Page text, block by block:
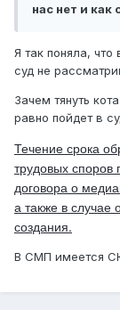
нас нет и как
Я так поняла, что
суд не
Зачем тянуть
равно пойдет в
Течение срока
трудовых споров
договора о
а также в случае
создания.
В СМП имеется